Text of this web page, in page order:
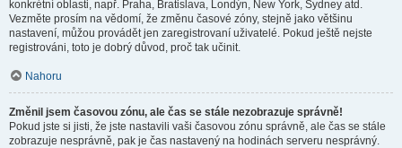
konkrétní oblasti, např. Praha, Bratislava, Londýn, New York, Sydney atd.
Vezměte prosím na vědomí, že změnu časové zóny, stejně jako většinu
nastavení, můžou provádět jen zaregistrovaní uživatelé. Pokud ještě nejste
registrováni, toto je dobrý důvod, proč tak učinit.
Nahoru
Změnil jsem časovou zónu, ale čas se stále nezobrazuje správně!
Pokud jste si jisti, že jste nastavili vaši časovou zónu správně, ale čas se stále
zobrazuje nesprávně, pak je čas nastavený na hodinách serveru nesprávný.